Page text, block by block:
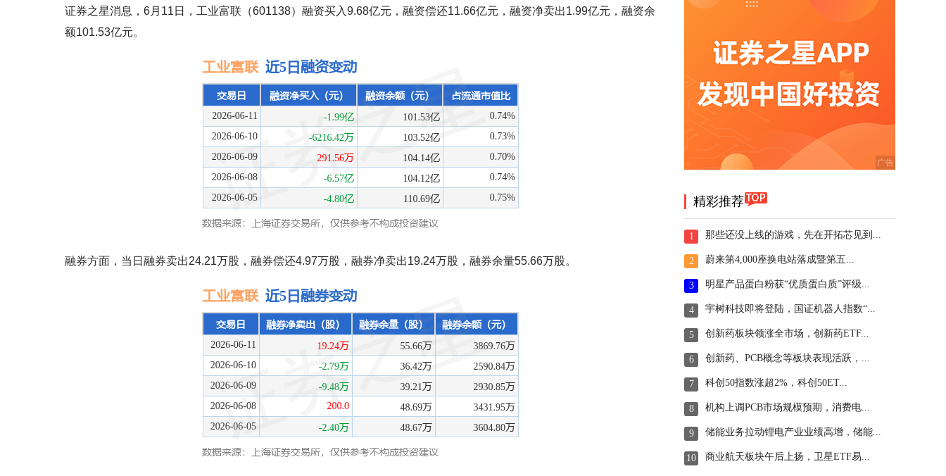
证券之星消息，6月11日，工业富联（601138）融资买入9.68亿元，融资偿还11.66亿元，融资净卖出1.99亿元，融资余
额101.53亿元。
融券方面，当日融券卖出24.21万股，融券偿还4.97万股，融券净卖出19.24万股，融券余量55.66万股。
精彩推荐
1 那些还没上线的游戏，先在开拓芯见到...
2 蔚来第4,000座换电站落成暨第五...
3 明星产品蛋白粉获“优质蛋白质”评级...
4 宇树科技即将登陆，国证机器人指数“...
5 创新药板块领涨全市场，创新药ETF...
6 创新药、PCB概念等板块表现活跃，...
7 科创50指数涨超2%，科创50ET...
8 机构上调PCB市场规模预期，消费电...
9 储能业务拉动锂电产业业绩高增，储能...
10 商业航天板块午后上扬，卫星ETF易...